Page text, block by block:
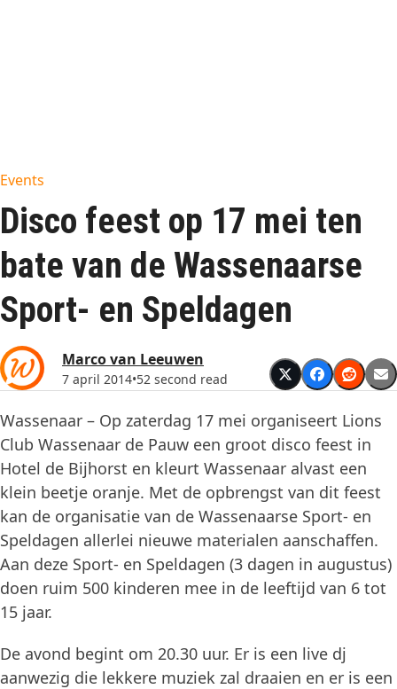
Events
Disco feest op 17 mei ten
bate van de Wassenaarse
Sport- en Speldagen
Marco van Leeuwen
7 april 2014•52 second read
Wassenaar – Op zaterdag 17 mei organiseert Lions
Club Wassenaar de Pauw een groot disco feest in
Hotel de Bijhorst en kleurt Wassenaar alvast een
klein beetje oranje. Met de opbrengst van dit feest
kan de organisatie van de Wassenaarse Sport- en
Speldagen allerlei nieuwe materialen aanschaffen.
Aan deze Sport- en Speldagen (3 dagen in augustus)
doen ruim 500 kinderen mee in de leeftijd van 6 tot
15 jaar.
De avond begint om 20.30 uur. Er is een live dj
aanwezig die lekkere muziek zal draaien en er is een